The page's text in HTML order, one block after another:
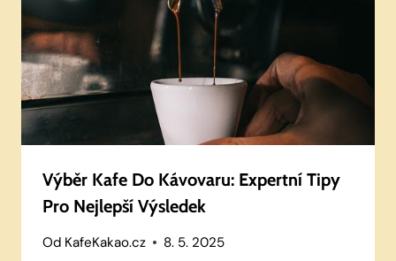
Výběr Kafe Do Kávovaru: Expertní Tipy
Pro Nejlepší Výsledek
Od KafeKakao.cz 8. 5. 2025